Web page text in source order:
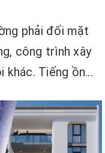
phải đối mặt
công trình xây
khác. Tiếng ồn...